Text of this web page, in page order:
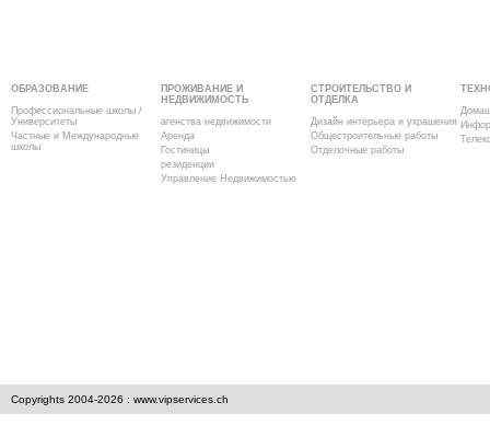
ОБРАЗОВАНИЕ
Профессиональные школы /
Университеты
Частные и Международные
школы
ПРОЖИВАНИЕ И
НЕДВИЖИМОСТЬ
агенства недвижимости
Аренда
Гостиницы
резиденции
Управление Недвижимостью
СТРОИТЕЛЬСТВО И
ОТДЕЛКА
Дизайн интерьера и украшения
Общестроительные работы
Отделочные работы
Copyrights 2004-2026 : www.vipservices.ch